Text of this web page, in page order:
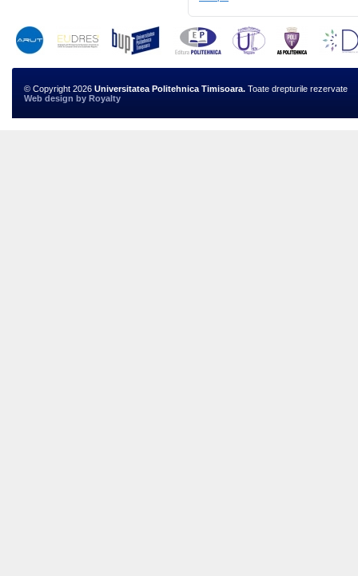
© Copyright 2026 Universitatea Politehnica Timisoara. Toate drepturile rezervate
Web design by Royalty